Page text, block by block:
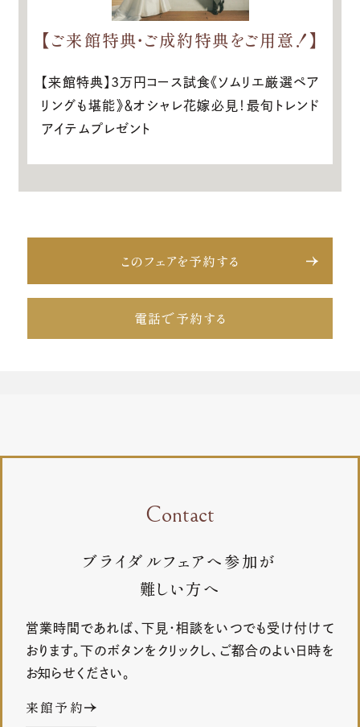
【ご来館特典・ご成約特典をご用意！】
【来館特典】3万円コース試食《ソムリエ厳選ペア
リングも堪能》＆オシャレ花嫁必見！最旬トレンド
アイテムプレゼント
このフェアを予約する
電話で予約する
Contact
ブライダルフェアへ参加が
難しい方へ
営業時間であれば、下見・相談をいつでも受け付けて
おります。下のボタンをクリックし、ご都合のよい日時を
お知らせください。
来館予約